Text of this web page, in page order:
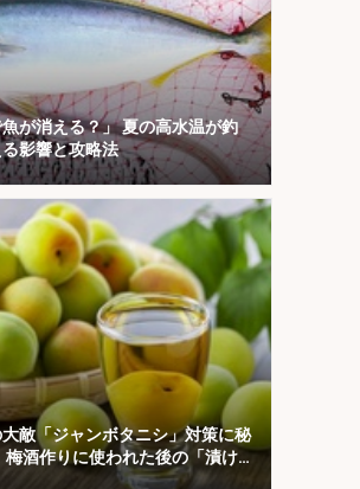
が消える？」 夏の高水温が釣
影響と攻略法
敵「ジャンボタニシ」対策に秘
梅酒作りに使われた後の「漬け
？